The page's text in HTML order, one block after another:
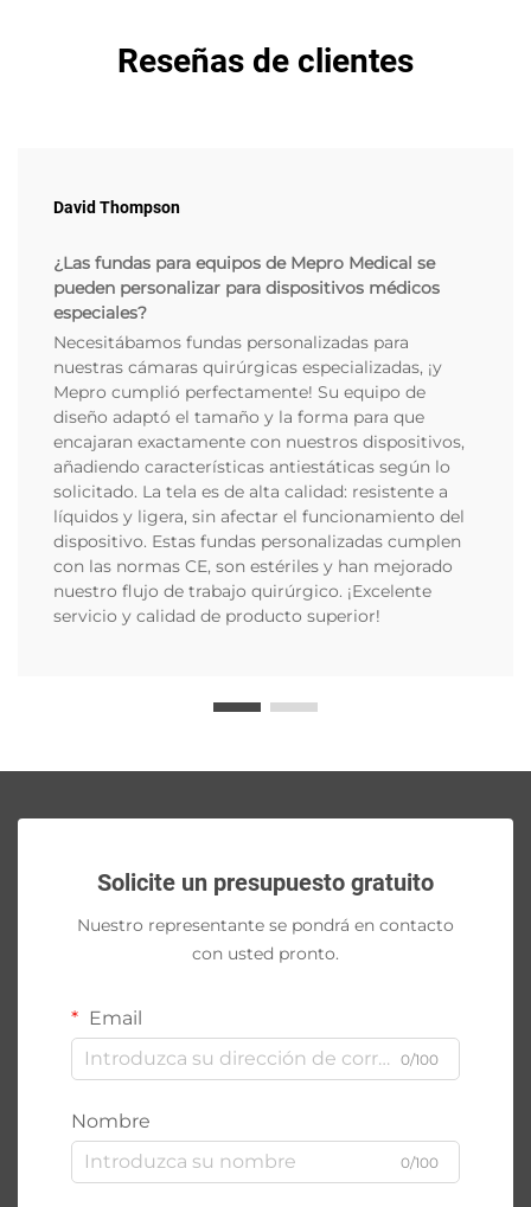
Reseñas de clientes
David Thompson
¿Las fundas para equipos de Mepro Medical se
pueden personalizar para dispositivos médicos
especiales?
Necesitábamos fundas personalizadas para
nuestras cámaras quirúrgicas especializadas, ¡y
Mepro cumplió perfectamente! Su equipo de
diseño adaptó el tamaño y la forma para que
encajaran exactamente con nuestros dispositivos,
añadiendo características antiestáticas según lo
solicitado. La tela es de alta calidad: resistente a
líquidos y ligera, sin afectar el funcionamiento del
dispositivo. Estas fundas personalizadas cumplen
con las normas CE, son estériles y han mejorado
nuestro flujo de trabajo quirúrgico. ¡Excelente
servicio y calidad de producto superior!
Solicite un presupuesto gratuito
Nuestro representante se pondrá en contacto
con usted pronto.
Email
0/100
Nombre
0/100